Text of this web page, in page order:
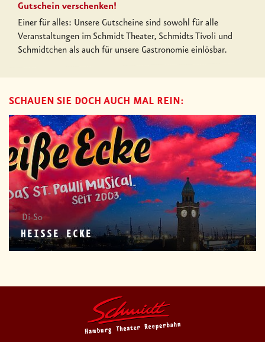
Gutschein verschenken!
Einer für alles: Unsere Gutscheine sind sowohl für alle
Veranstaltungen im Schmidt Theater, Schmidts Tivoli und
Schmidtchen als auch für unsere Gastronomie einlösbar.
SCHAUEN SIE DOCH AUCH MAL REIN:
Di-So
HEISSE ECKE